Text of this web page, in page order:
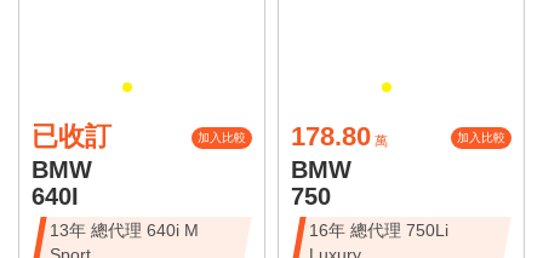
已收訂 加入比較
BMW
640I
13年 總代理 640i M
178.80 萬 加入比較
BMW
750
16年 總代理 750Li